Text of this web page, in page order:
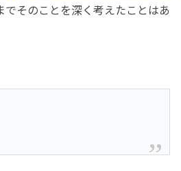
でそのことを深く考えたことはあ